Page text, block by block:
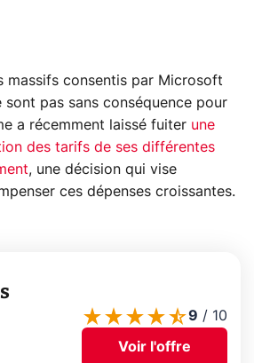
massifs consentis par Microsoft
sont pas sans conséquence pour
a récemment laissé fuiter une
des tarifs de ses différentes
, une décision qui vise
ces dépenses croissantes.
9 / 10
Voir l'offre